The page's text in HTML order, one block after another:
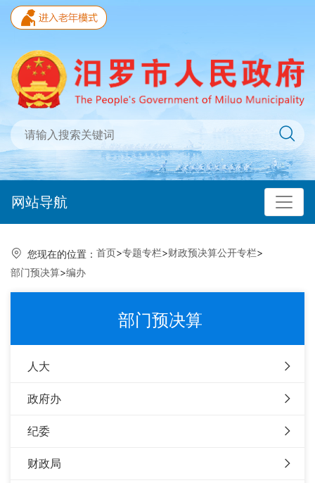
网站导航
您现在的位置： 首页>专题专栏>财政预决算公开专栏>
部门预决算>编办
部门预决算
人大
政府办
纪委
财政局